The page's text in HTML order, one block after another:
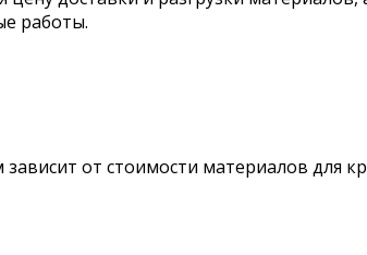
работы.
от стоимости материалов для